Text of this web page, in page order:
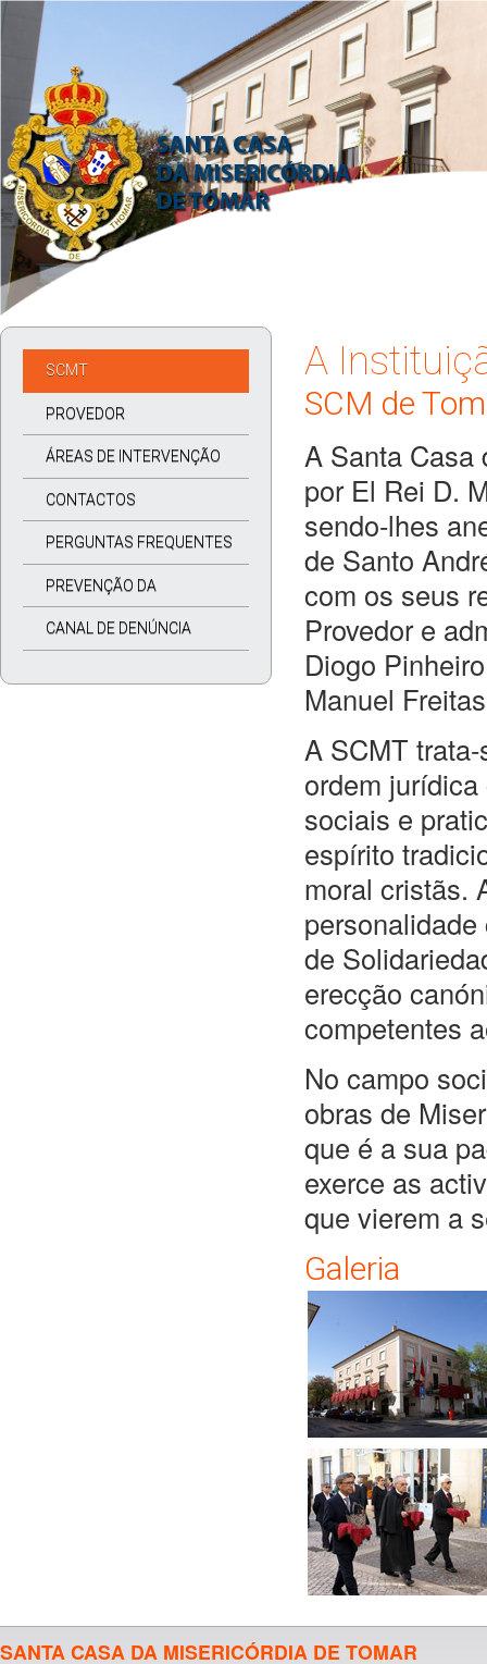
SCMT
PROVEDOR
ÁREAS DE INTERVENÇÃO
CONTACTOS
PERGUNTAS FREQUENTES
PREVENÇÃO DA
CORRUPÇÃO
CANAL DE DENÚNCIA
A
SCM de
A Santa Casa
por El Rei D.
sendo-lhes
de Santo
com os seus
Provedor e
Diogo
Manuel
A SCMT
ordem
sociais e
espírito
moral cristãs.
de
erecção
competentes
No campo
obras de
que é a sua
exerce as
que vierem a
Galeria
SANTA CASA DA MISERICÓRDIA DE TOMAR